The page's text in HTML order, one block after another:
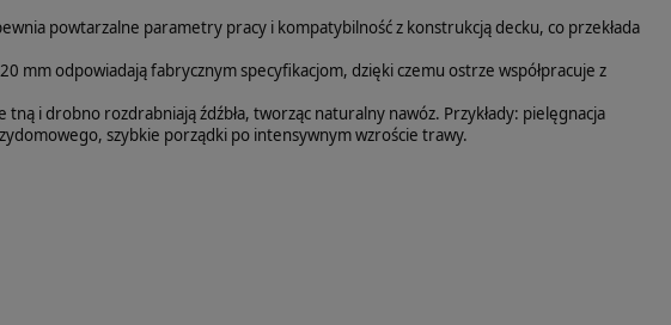
powtarzalne parametry pracy i kompatybilność z konstrukcją decku, co przekłada
mm odpowiadają fabrycznym specyfikacjom, dzięki czemu ostrze współpracuje z
i drobno rozdrabniają źdźbła, tworząc naturalny nawóz. Przykłady: pielęgnacja
szybkie porządki po intensywnym wzroście trawy.